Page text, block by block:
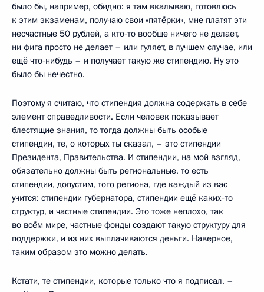
было бы, например, обидно: я там вкалываю, готовлюсь
к этим экзаменам, получаю свои «пятёрки», мне платят эти
несчастные 50 рублей, а кто‑то вообще ничего не делает,
ни фига просто не делает – или гуляет, в лучшем случае, или
ещё что‑нибудь – и получает такую же стипендию. Ну это
было бы нечестно.
Поэтому я считаю, что стипендия должна содержать в себе
элемент справедливости. Если человек показывает
блестящие знания, то тогда должны быть особые
стипендии, те, о которых ты сказал, – это стипендии
Президента, Правительства. И стипендии, на мой взгляд,
обязательно должны быть региональные, то есть
стипендии, допустим, того региона, где каждый из вас
учится: стипендии губернатора, стипендии ещё каких‑то
структур, и частные стипендии. Это тоже неплохо, так
во всём мире, частные фонды создают такую структуру для
поддержки, и из них выплачиваются деньги. Наверное,
таким образом это можно делать.
Кстати, те стипендии, которые только что я подписал, –